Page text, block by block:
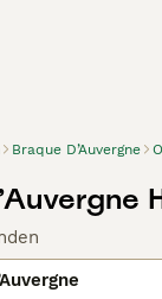
Braque D’Auvergne